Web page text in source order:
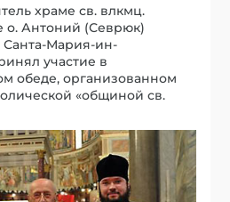
храме св. влкмц.
о. Антоний (Севрюк)
Санта-Мария-ин-
участие в
обеде, организованном
«общиной св.